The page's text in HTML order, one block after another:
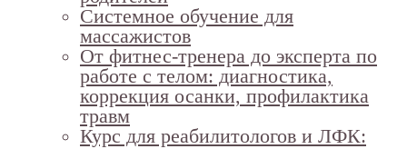
Системное обучение для
массажистов
От фитнес-тренера до эксперта по
работе с телом: диагностика,
коррекция осанки, профилактика
травм
Курс для реабилитологов и ЛФК: